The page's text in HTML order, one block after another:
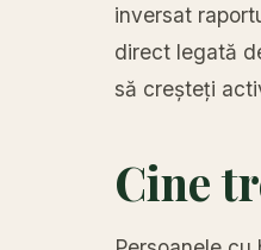
inversat
direct legată
să creșteți
Cine